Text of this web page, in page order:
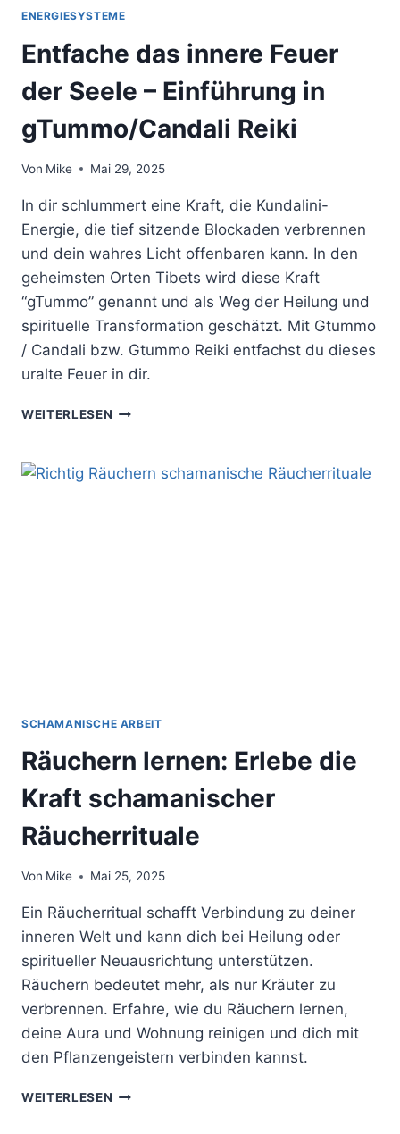
ENERGIESYSTEME
Entfache das innere Feuer
der Seele – Einführung in
gTummo/Candali Reiki
Von Mike Mai 29, 2025
In dir schlummert eine Kraft, die Kundalini-
Energie, die tief sitzende Blockaden verbrennen
und dein wahres Licht offenbaren kann. In den
geheimsten Orten Tibets wird diese Kraft
“gTummo” genannt und als Weg der Heilung und
spirituelle Transformation geschätzt. Mit Gtummo
/ Candali bzw. Gtummo Reiki entfachst du dieses
uralte Feuer in dir.
WEITERLESEN ENTFACHE
FEUER
SCHAMANISCHE ARBEIT
Räuchern lernen: Erlebe die
Kraft schamanischer
Räucherrituale
Von Mike Mai 25, 2025
Ein Räucherritual schafft Verbindung zu deiner
inneren Welt und kann dich bei Heilung oder
spiritueller Neuausrichtung unterstützen.
Räuchern bedeutet mehr, als nur Kräuter zu
verbrennen. Erfahre, wie du Räuchern lernen,
deine Aura und Wohnung reinigen und dich mit
den Pflanzengeistern verbinden kannst.
WEITERLESEN RÄUCHERN